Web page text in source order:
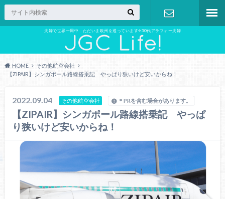
夫婦で世界一周中 ただいま欧州を巡っています✈︎30代アラフォー夫婦
お問い合わ
HOME
その他航空会社
【ZIPAIR】シンガポール路線搭乗記 やっぱり狭いけど安いからね！
2022.09.04 その他航空会社 ＊PRを含む場合があります。
【ZIPAIR】シンガポール路線搭乗記 やっぱ
り狭いけど安いからね！